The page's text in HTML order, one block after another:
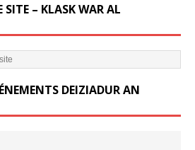
SITE – KLASK WAR AL
DEIZIADUR AN